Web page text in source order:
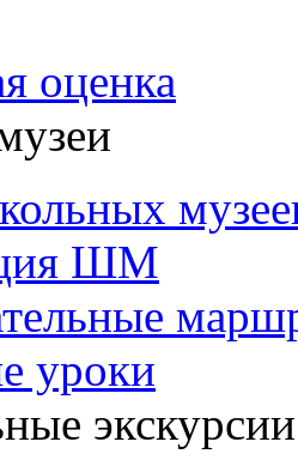
оценка
ШМ
уроки
экскурсии